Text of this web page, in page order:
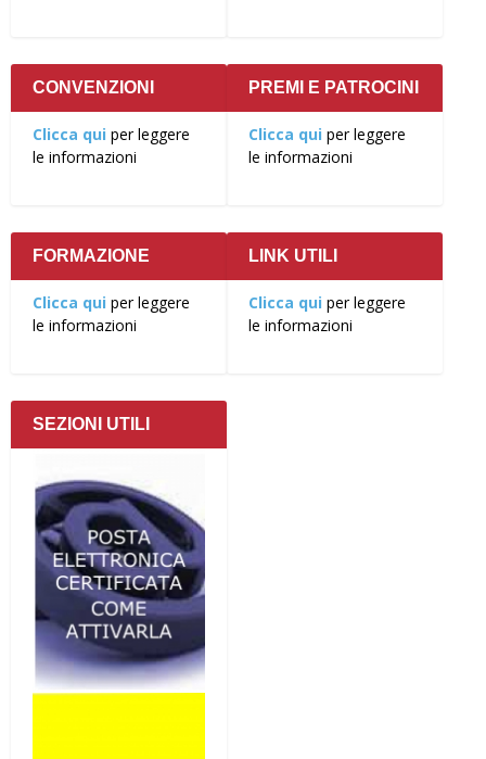
CONVENZIONI
Clicca qui per leggere
le informazioni
PREMI E PATROCINI
Clicca qui per leggere
le informazioni
FORMAZIONE
Clicca qui per leggere
le informazioni
LINK UTILI
Clicca qui per leggere
le informazioni
SEZIONI UTILI